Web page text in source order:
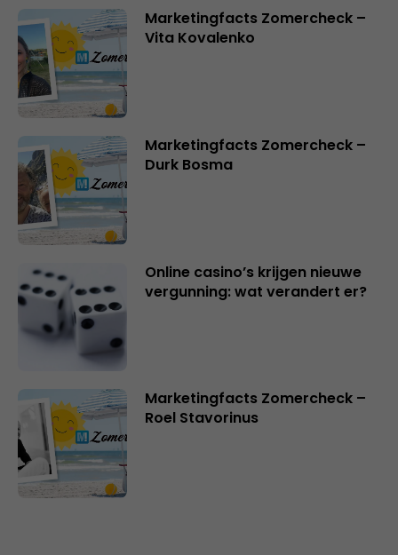
Marketingfacts Zomercheck –
Vita Kovalenko
Marketingfacts Zomercheck –
Durk Bosma
Online casino’s krijgen nieuwe
vergunning: wat verandert er?
Marketingfacts Zomercheck –
Roel Stavorinus